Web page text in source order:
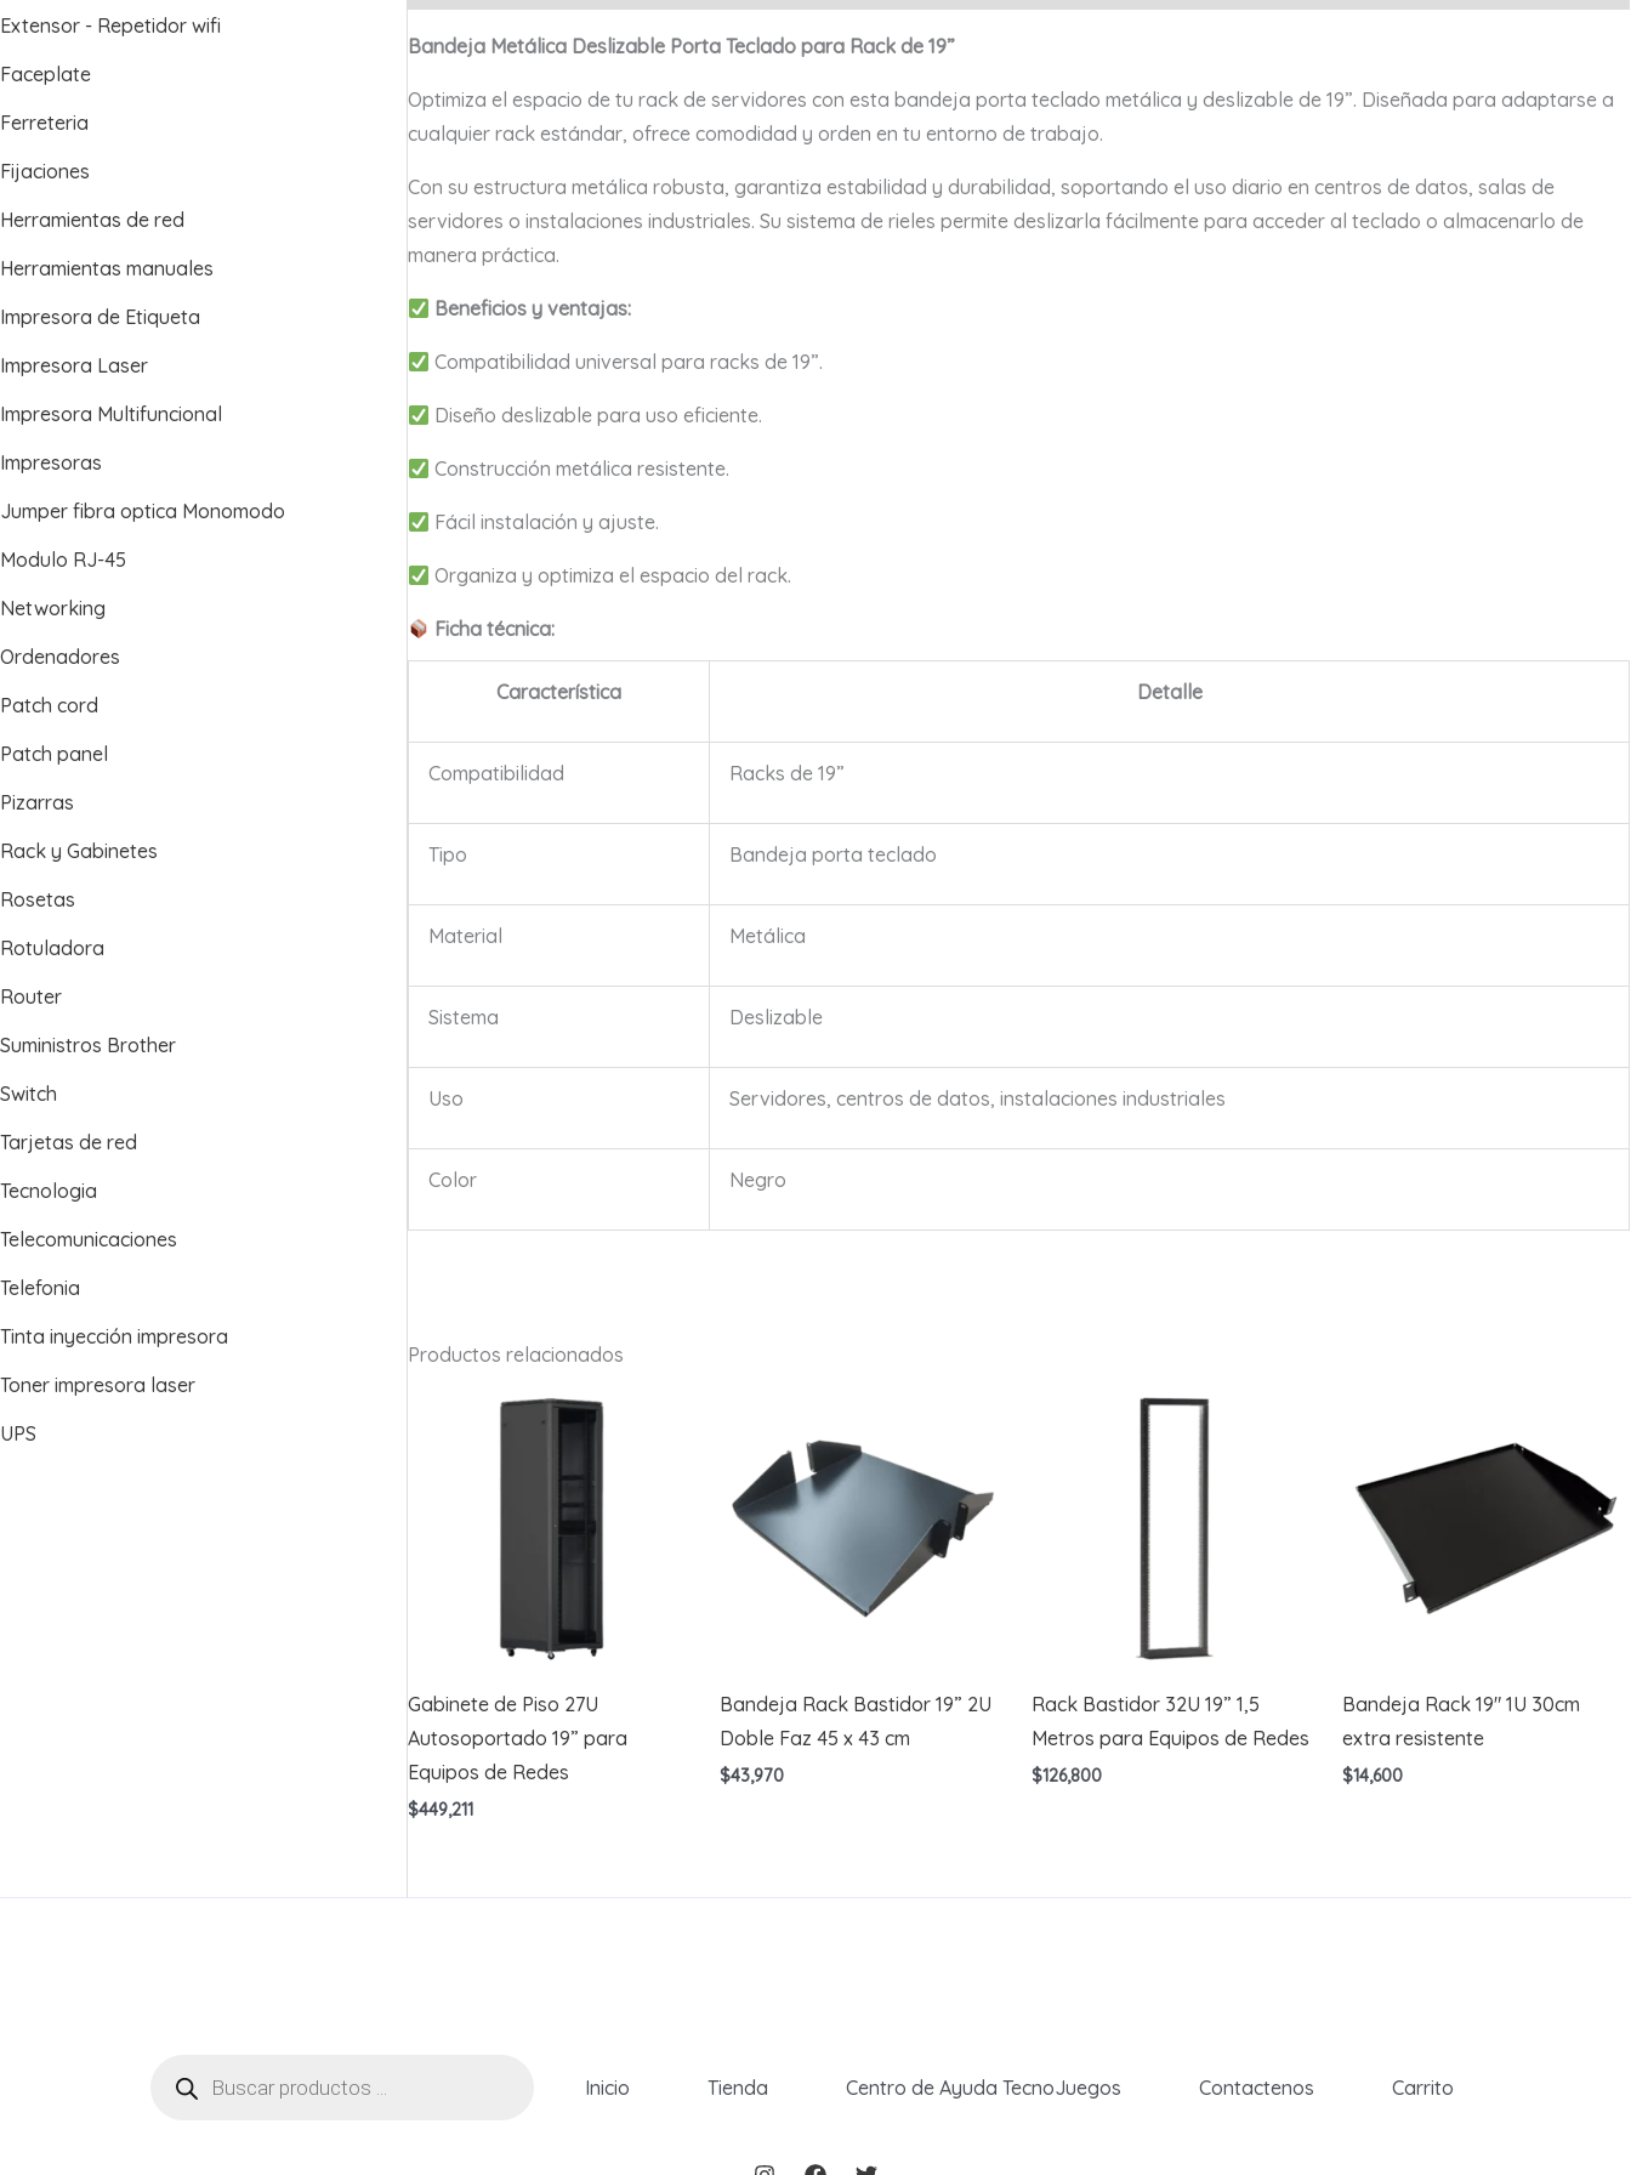
Extensor - Repetidor wifi
Faceplate
Ferreteria
Fijaciones
Herramientas de red
Herramientas manuales
Impresora de Etiqueta
Impresora Laser
Impresora Multifuncional
Impresoras
Jumper fibra optica Monomodo
Modulo RJ-45
Networking
Ordenadores
Patch cord
Patch panel
Pizarras
Rack y Gabinetes
Rosetas
Rotuladora
Router
Suministros Brother
Switch
Tarjetas de red
Tecnologia
Telecomunicaciones
Telefonia
Tinta inyección impresora
Toner impresora laser
UPS
Bandeja Metálica Deslizable Porta Teclado para Rack de 19”
Optimiza el espacio de tu rack de servidores con esta bandeja porta teclado metálica y deslizable de 19”. Diseñada para adaptarse a
cualquier rack estándar, ofrece comodidad y orden en tu entorno de trabajo.
Con su estructura metálica robusta, garantiza estabilidad y durabilidad, soportando el uso diario en centros de datos, salas de
servidores o instalaciones industriales. Su sistema de rieles permite deslizarla fácilmente para acceder al teclado o almacenarlo de
manera práctica.
Beneficios y ventajas:
Compatibilidad universal para racks de 19”.
Diseño deslizable para uso eficiente.
Construcción metálica resistente.
Fácil instalación y ajuste.
Organiza y optimiza el espacio del rack.
Ficha técnica:
Característica Detalle
Compatibilidad Racks de 19”
Tipo Bandeja porta teclado
Material Metálica
Sistema Deslizable
Uso Servidores, centros de datos, instalaciones industriales
Color Negro
Productos relacionados
Gabinete de Piso 27U
Autosoportado 19” para
Equipos de Redes
$449,211
Bandeja Rack Bastidor 19” 2U
Doble Faz 45 x 43 cm
$43,970
Rack Bastidor 32U 19” 1,5
Metros para Equipos de Redes
$126,800
Bandeja Rack 19″ 1U 30cm
extra resistente
$14,600
productos
Inicio Tienda Centro de Ayuda TecnoJuegos Contactenos Carrito